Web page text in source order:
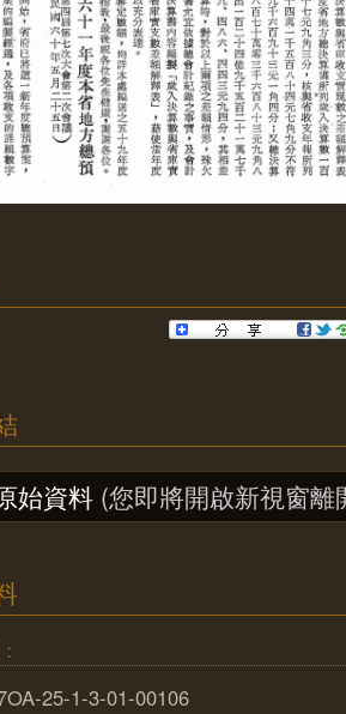
始資料 (您即將開啟新視窗離
25-1-3-01-00106